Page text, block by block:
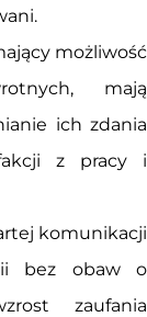
możliwość
mają
ich zdania
z pracy i
komunikacji
bez obaw o
zaufania